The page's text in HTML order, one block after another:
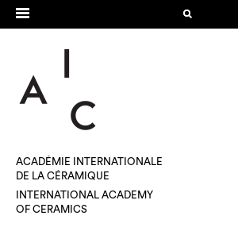
ACADÉMIE INTERNATIONALE
DE LA CÉRAMIQUE
INTERNATIONAL ACADEMY
OF CERAMICS